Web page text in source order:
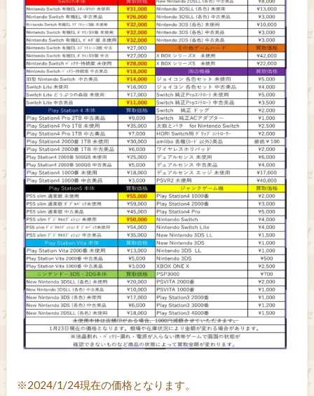
※2024/1/24現在の価格となります。